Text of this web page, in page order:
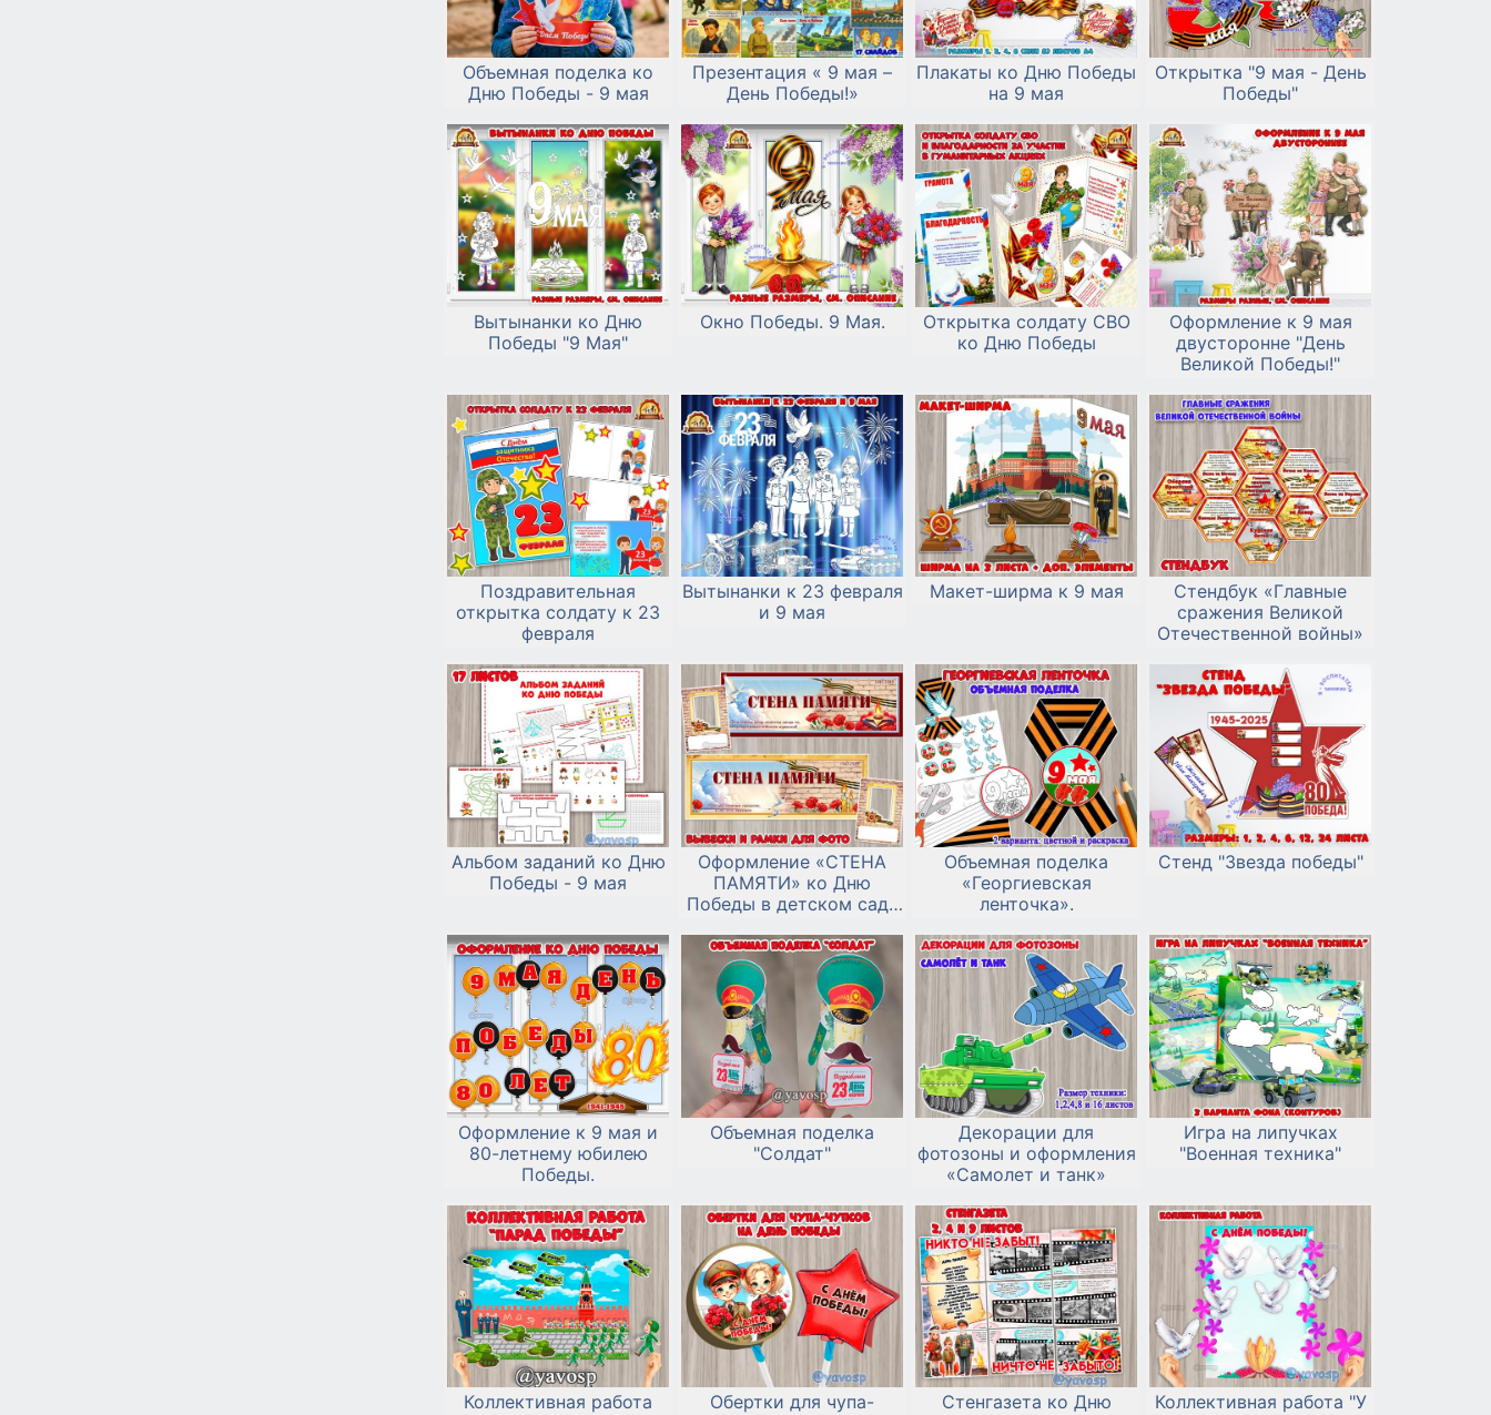
Объемная поделка ко
Дню Победы - 9 мая
Презентация « 9 мая –
День Победы!»
Плакаты ко Дню Победы
на 9 мая
Открытка "9 мая - День
Победы"
Вытынанки ко Дню
Победы "9 Мая"
Окно Победы. 9 Мая.
Открытка солдату СВО
ко Дню Победы
Оформление к 9 мая
двусторонне "День
Великой Победы!"
Поздравительная
открытка солдату к 23
февраля
Вытынанки к 23 февраля
и 9 мая
Макет-ширма к 9 мая
Стендбук «Главные
сражения Великой
Отечественной войны»
Альбом заданий ко Дню
Победы - 9 мая
Оформление «СТЕНА
ПАМЯТИ» ко Дню
Победы в детском саду
Объемная поделка
«Георгиевская
ленточка».
Стенд "Звезда победы"
Оформление к 9 мая и
80-летнему юбилею
Победы.
Объемная поделка
"Солдат"
Декорации для
фотозоны и оформления
«Самолет и танк»
Игра на липучках
"Военная техника"
Коллективная работа
Обертки для чупа-
Стенгазета ко Дню
Коллективная работа "У